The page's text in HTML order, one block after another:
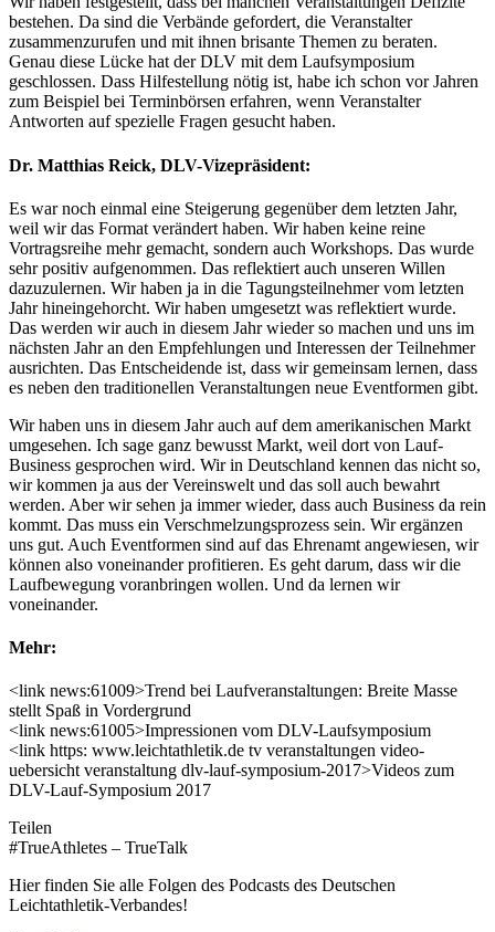
bestehen. Da sind die Verbände gefordert, die Veranstalter
zusammenzurufen und mit ihnen brisante Themen zu beraten.
Genau diese Lücke hat der DLV mit dem Laufsymposium
geschlossen. Dass Hilfestellung nötig ist, habe ich schon vor Jahren
zum Beispiel bei Terminbörsen erfahren, wenn Veranstalter
Antworten auf spezielle Fragen gesucht haben.
Dr. Matthias Reick, DLV-Vizepräsident:
Es war noch einmal eine Steigerung gegenüber dem letzten Jahr,
weil wir das Format verändert haben. Wir haben keine reine
Vortragsreihe mehr gemacht, sondern auch Workshops. Das wurde
sehr positiv aufgenommen. Das reflektiert auch unseren Willen
dazuzulernen. Wir haben ja in die Tagungsteilnehmer vom letzten
Jahr hineingehorcht. Wir haben umgesetzt was reflektiert wurde.
Das werden wir auch in diesem Jahr wieder so machen und uns im
nächsten Jahr an den Empfehlungen und Interessen der Teilnehmer
ausrichten. Das Entscheidende ist, dass wir gemeinsam lernen, dass
es neben den traditionellen Veranstaltungen neue Eventformen gibt.
Wir haben uns in diesem Jahr auch auf dem amerikanischen Markt
umgesehen. Ich sage ganz bewusst Markt, weil dort von Lauf-
Business gesprochen wird. Wir in Deutschland kennen das nicht so,
wir kommen ja aus der Vereinswelt und das soll auch bewahrt
werden. Aber wir sehen ja immer wieder, dass auch Business da rein
kommt. Das muss ein Verschmelzungsprozess sein. Wir ergänzen
uns gut. Auch Eventformen sind auf das Ehrenamt angewiesen, wir
können also voneinander profitieren. Es geht darum, dass wir die
Laufbewegung voranbringen wollen. Und da lernen wir
voneinander.
Mehr:
<link news:61009>Trend bei Laufveranstaltungen: Breite Masse
stellt Spaß in Vordergrund
<link news:61005>Impressionen vom DLV-Laufsymposium
<link https: www.leichtathletik.de tv veranstaltungen video-
uebersicht veranstaltung dlv-lauf-symposium-2017>Videos zum
DLV-Lauf-Symposium 2017
Teilen
#TrueAthletes – TrueTalk
Hier finden Sie alle Folgen des Podcasts des Deutschen
Leichtathletik-Verbandes!